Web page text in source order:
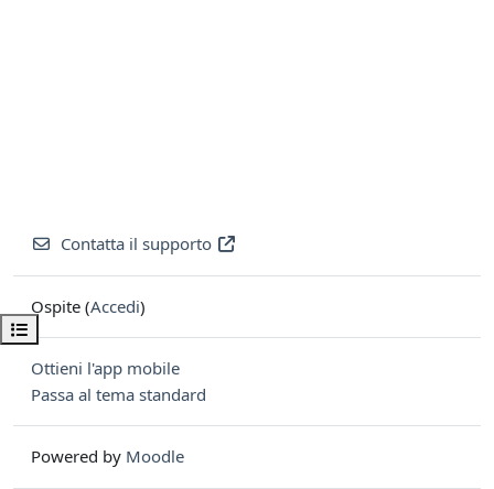
Apri indice del corso
Contatta il supporto
Ospite (Accedi)
Ottieni l'app mobile
Passa al tema standard
Powered by Moodle